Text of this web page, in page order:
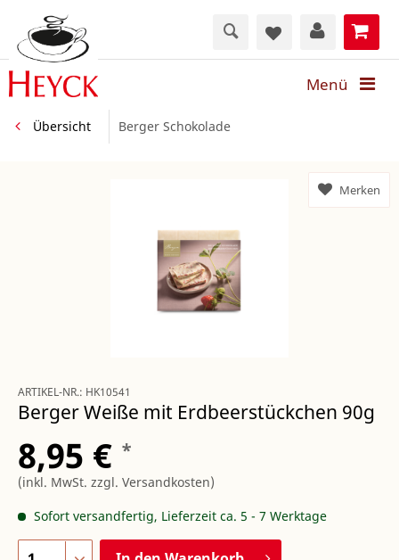
Menü
Übersicht Berger Schokolade
ARTIKEL-NR.: HK10541
Berger Weiße mit Erdbeerstückchen 90g
8,95 € *
(inkl. MwSt. zzgl. Versandkosten)
Sofort versandfertig, Lieferzeit ca. 5 - 7 Werktage
Merken